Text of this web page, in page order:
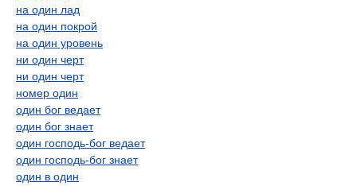
на один лад
на один покрой
на один уровень
ни один черт
ни один черт
номер один
один бог ведает
один бог знает
один господь-бог ведает
один господь-бог знает
один в один